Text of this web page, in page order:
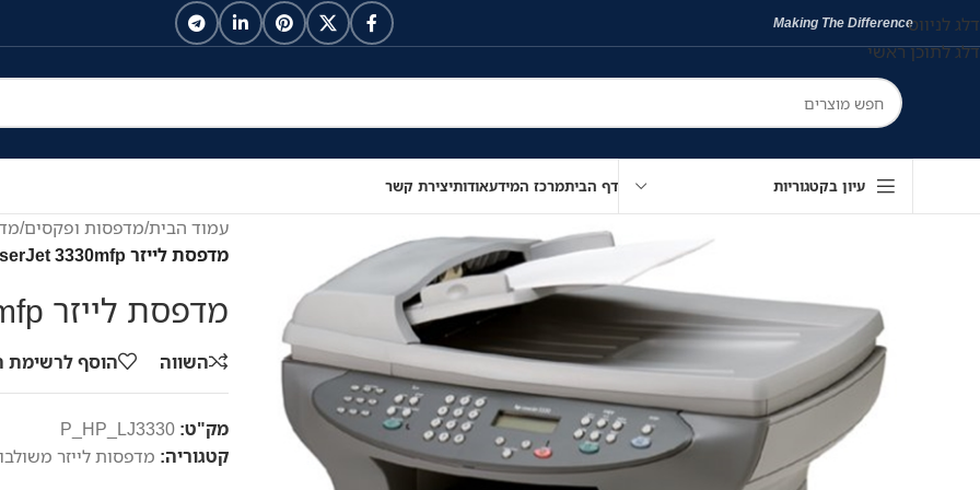
דלג לניווט
דלג לתוכן ראשי
Making The Difference
עיון בקטגוריות דף הביתמרכז המידעאודותיצירת קשר
עמוד הבית/מדפסות ופקסים/
מדפסת לייזר HP LaserJet 3330mfp
מדפסת לייזר HP LaserJet 3330mfp
השווה הוסף לרשימת
מק"ט: P_HP_LJ3330
קטגוריה: מדפסות לייזר